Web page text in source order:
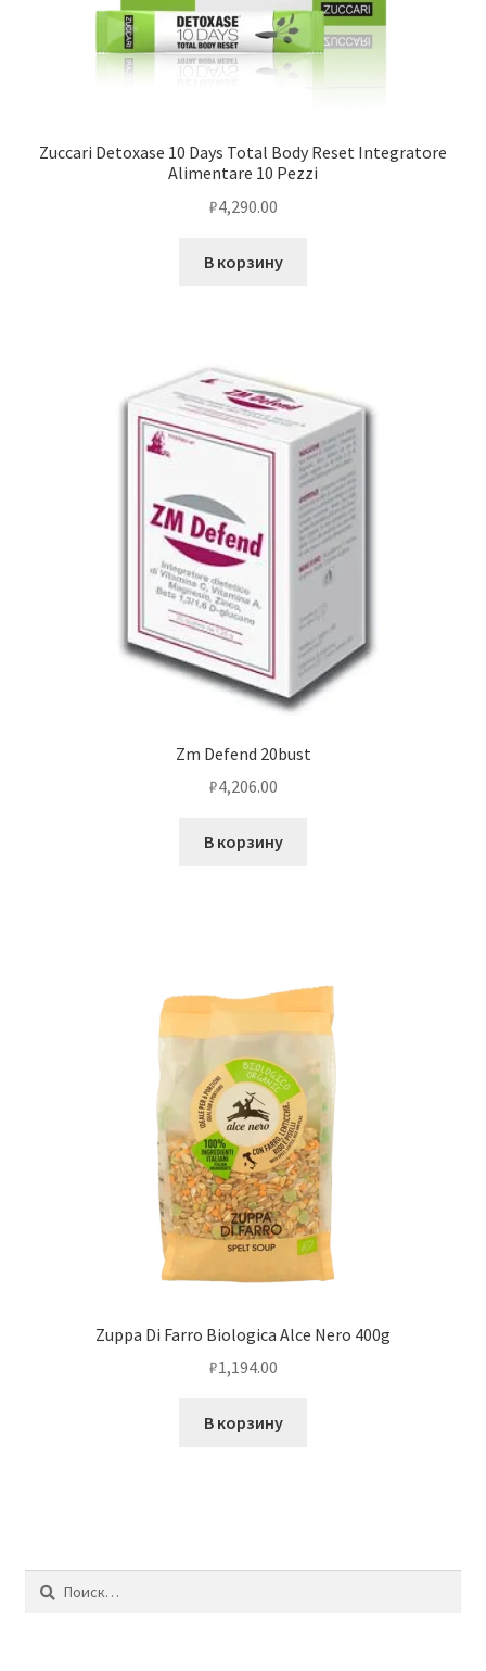
Zuccari Detoxase 10 Days Total Body Reset Integratore
Alimentare 10 Pezzi
₽4,290.00
В корзину
Zm Defend 20bust
₽4,206.00
В корзину
Zuppa Di Farro Biologica Alce Nero 400g
₽1,194.00
В корзину
Найти: